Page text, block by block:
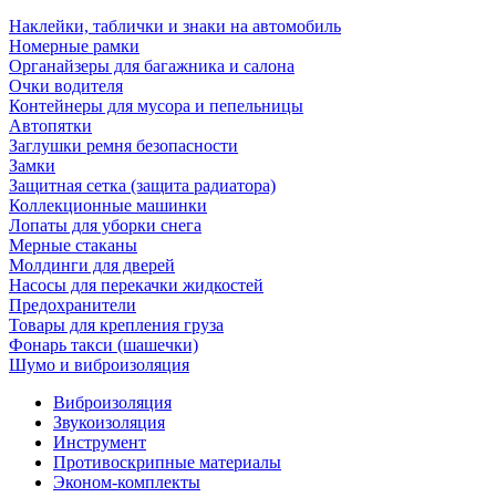
Наклейки, таблички и знаки на автомобиль
Номерные рамки
Органайзеры для багажника и салона
Очки водителя
Контейнеры для мусора и пепельницы
Автопятки
Заглушки ремня безопасности
Замки
Защитная сетка (защита радиатора)
Коллекционные машинки
Лопаты для уборки снега
Мерные стаканы
Молдинги для дверей
Насосы для перекачки жидкостей
Предохранители
Товары для крепления груза
Фонарь такси (шашечки)
Шумо и виброизоляция
Виброизоляция
Звукоизоляция
Инструмент
Противоскрипные материалы
Эконом-комплекты